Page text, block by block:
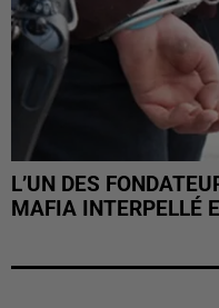
L’UN DES
MAFIA INTERPELLÉ